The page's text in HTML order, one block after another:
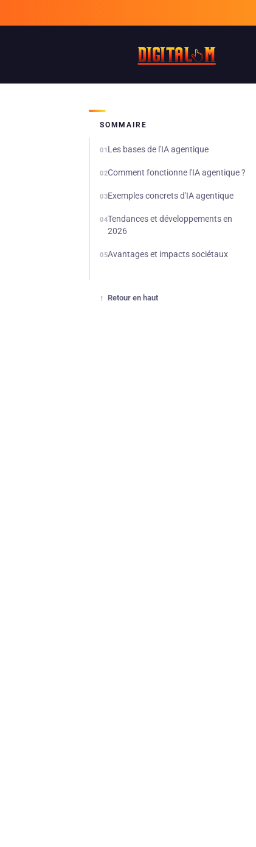
SOMMAIRE
01 Les bases de l'IA agentique
02Comment fonctionne l'IA agentique ?
03Exemples concrets d'IA agentique
04Tendances et développements en
2026
05Avantages et impacts sociétaux
Retour en haut